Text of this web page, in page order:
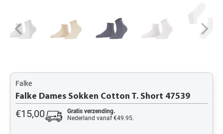
Falke
Falke Dames Sokken Cotton T. Short 47539
€15,00
Gratis verzending.
Nederland vanaf €49.95.